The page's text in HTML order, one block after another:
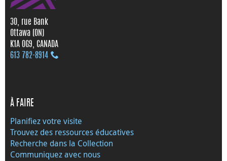
30, rue Bank
Ottawa (ON)
K1A 0G9, CANADA
613 782‑8914
À FAIRE
Planifiez votre visite
Trouvez des ressources éducatives
Recherche dans la Collection
Communiquez avec nous